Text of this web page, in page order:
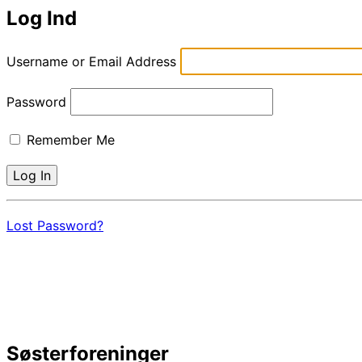
sidebar
navigation
Log Ind
Username or Email Address
Password
Remember Me
Lost Password?
Søsterforeninger